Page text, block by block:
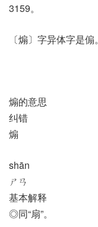
3159。
〔煽〕字异体字是傓。
煽的意思
纠错
煽
shān
ㄕㄢ
基本解释
◎同“扇”。